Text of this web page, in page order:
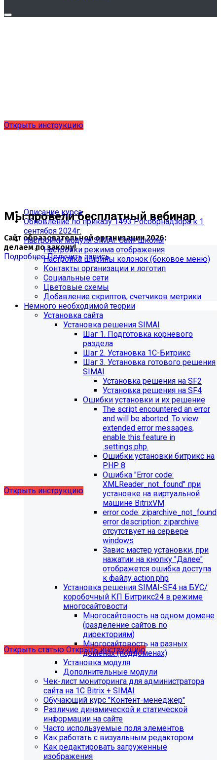
Открыть инструкцию
Мы провели бесплатный вебинар
Сайт образовательной организации 2026:
делаем по закону!
ПодробнееПолучить запись
Обновления в разделе
"Педагогический состав"
Для готовых решений, использующих модуль SIMAI-
SF4: Сведения об образовательной организации
выпущено обновление 1.14.11, согласно которому в
разделе "Педагогический состав"
можно разместить документ и скрыть таблицы.
Открыть инструкцию
будет ограничена поддержка продуктов на
PHP версии ниже 8.2.Рекомендуемая версия PHP - 8.4
будет ограничена поддержка продуктов на
MySql версии ниже 8.0.0.Рекомендуемая версия MySql
Открыть статью Открыть инструкцию
Описание курса
Обновление по приказу 1493 Рособрнадзора к 1
сентября 2024г.
Настройки модуля SIMAI: Сайт школы
Настройки режима отображения
Настройка ширины колонок (боковое меню)
Контакты организации и логотип
Социальные сети
Цветовые схемы
Добавление скриптов, счетчиков метрики
Немного необходимой теории
Установка сайта
Установка решения SIMAI
Шаг 1. Подготовка корневого
раздела
Шаг 2. Установка 1С-Битрикс
Шаг 3. Установка готового решения
SIMAI
Установка решения на SF2
Установка решения на SF4
Ошибки установки и их решение
The script encountered an error
and will be aborted. To view
extended error messages,
enable this feature in
.settings.php.
Ошибки установки битрикс на
PHP 8
Ошибка "Error сode:
XMLReader_not_found" при
установке на виртуальной
машине BitrixVM
error сode: ziparchive_not_found
error description: ziparchive
отсутствует на сервере
windows
Завис мастер установки, при
нажатии на кнопку "Далее"
отображется ошибка доступа
к файлу action.php
Установка решения SIMAI-SF4 на БУС/
коробочный КП Битрикс24 в режиме
многосайтовости
Многосайтовость на одном домене
(разделение сайтов по
директориям)
Многосайтовость на разных
доменах (поддоменах)
Установка модуля
Дополнительные модули
Чек-лист мониторинга для администратора
сайта на 1С Bitrix + SIMAI
Обучающий курс "Контент-менеджер"
Различие динамической и статической
информации на сайте
Часто используемые поля элементов
Как работать с визуальным редактором
Как редактировать загруженные
изображения